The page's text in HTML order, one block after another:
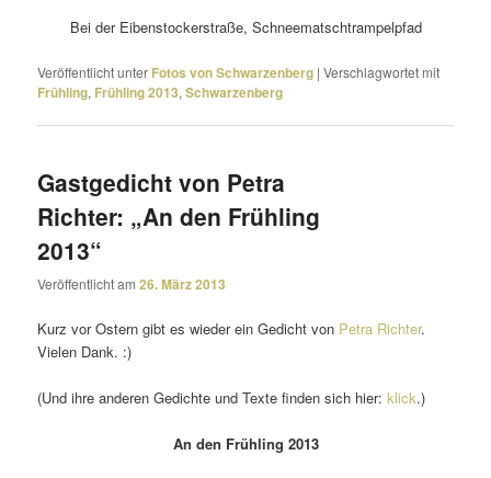
Bei der Eibenstockerstraße, Schneematschtrampelpfad
Veröffentlicht unter Fotos von Schwarzenberg |Verschlagwortet mit
Frühling, Frühling 2013,Schwarzenberg
Gastgedicht von Petra
Richter: „An den Frühling
2013“
Veröffentlicht am26. März 2013
Kurz vor Ostern gibt es wieder ein Gedicht von Petra Richter.
Vielen Dank. :)
(Und ihre anderen Gedichte und Texte finden sich hier:klick.)
An den Frühling 2013